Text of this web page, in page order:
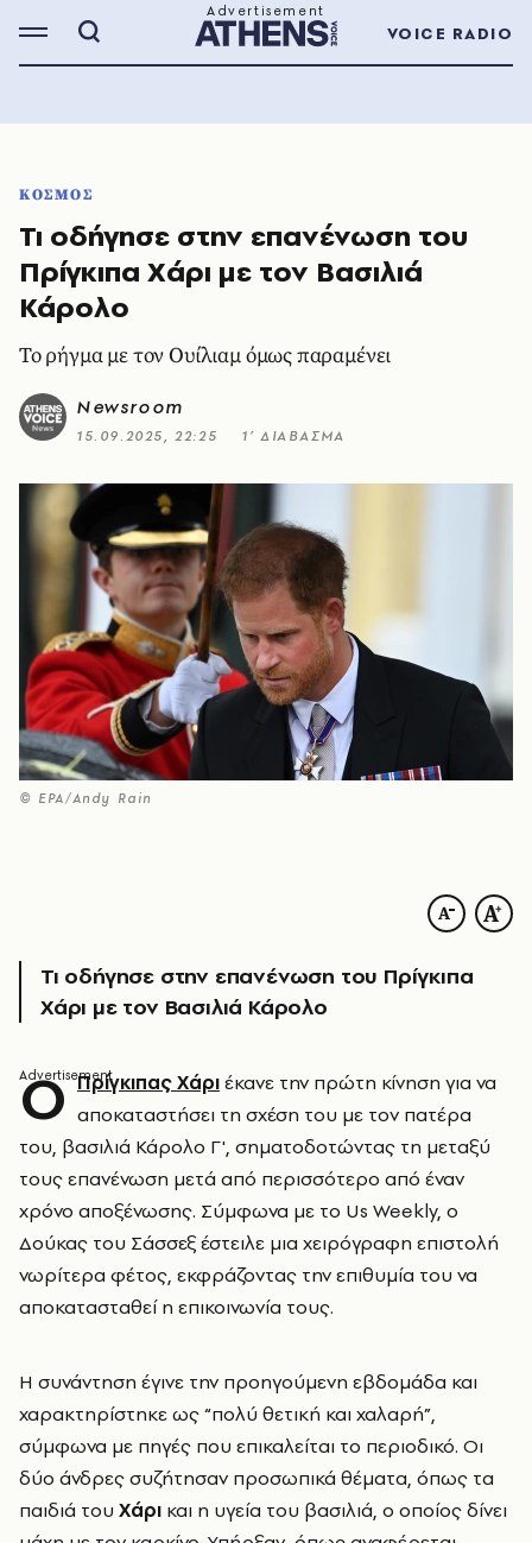
VOICE RADIO
ΚΟΣΜΟΣ
Τι οδήγησε στην επανένωση του
Πρίγκιπα Χάρι με τον Βασιλιά
Κάρολο
Το ρήγμα με τον Ουίλιαμ όμως παραμένει
Newsroom
15.09.2025, 22:25 1’ ΔΙΑΒΑΣΜΑ
© EPA/Andy Rain
Τι οδήγησε στην επανένωση του Πρίγκιπα
Χάρι με τον Βασιλιά Κάρολο
Ο Πρίγκιπας Χάριέκανε την πρώτη κίνηση για να
αποκαταστήσει τη σχέση του με τον πατέρα
του, βασιλιά Κάρολο Γ', σηματοδοτώντας τη μεταξύ
τους επανένωση μετά από περισσότερο από έναν
χρόνο αποξένωσης. Σύμφωνα με το Us Weekly, ο
Δούκας του Σάσσεξ έστειλε μια χειρόγραφη επιστολή
νωρίτερα φέτος, εκφράζοντας την επιθυμία του να
αποκατασταθεί η επικοινωνία τους.
Η συνάντηση έγινε την προηγούμενη εβδομάδα και
χαρακτηρίστηκε ως “πολύ θετική και χαλαρή”,
σύμφωνα με πηγές που επικαλείται το περιοδικό. Οι
δύο άνδρες συζήτησαν προσωπικά θέματα, όπως τα
παιδιά του Χάρι και η υγεία του βασιλιά, ο οποίος δίνει